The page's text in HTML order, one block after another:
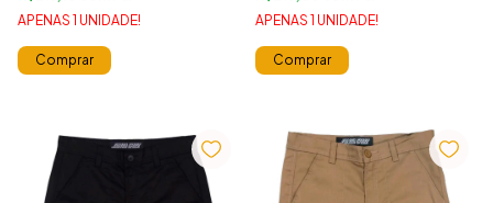
APENAS 1 UNIDADE!
Comprar
APENAS 1 UNIDADE!
Comprar